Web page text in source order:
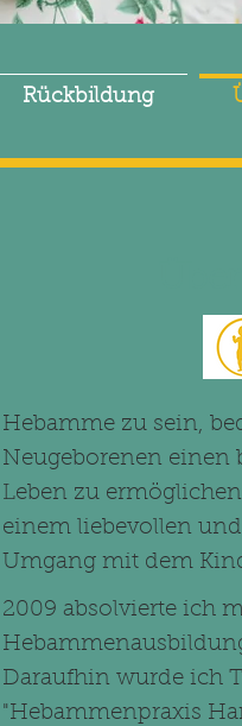
Rückbildung
Hebamme zu sein,
Neugeborenen einen
Leben zu
einem liebevollen
Umgang mit dem
2009 absolvierte ich
Daraufhin wurde ich
"Hebammenpraxis